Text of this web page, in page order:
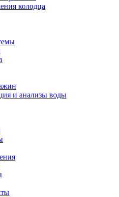
колодца
и анализы воды